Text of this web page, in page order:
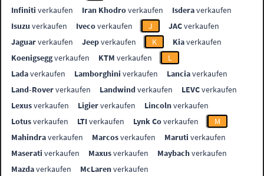
Infiniti verkaufen Iran Khodroverkaufen Isderaverkaufen
Isuzu verkaufen Ivecoverkaufen J JACverkaufen
Jaguarverkaufen Jeepverkaufen K Kiaverkaufen
Koenigseggverkaufen KTM verkaufen
L
Ladaverkaufen Lamborghini verkaufen Lanciaverkaufen
Land-Roververkaufen Landwindverkaufen LEVCverkaufen
Lexusverkaufen Ligierverkaufen Lincolnverkaufen
Lotusverkaufen LTIverkaufen Lynk Coverkaufen
M
Mahindraverkaufen Marcosverkaufen Maruti verkaufen
Maserati verkaufen Maxusverkaufen Maybachverkaufen
Mazdaverkaufen McLarenverkaufen